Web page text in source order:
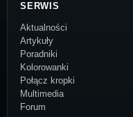
SERWIS
Aktualności
Artykuły
Poradniki
Kolorowanki
Połącz kropki
Multimedia
Forum